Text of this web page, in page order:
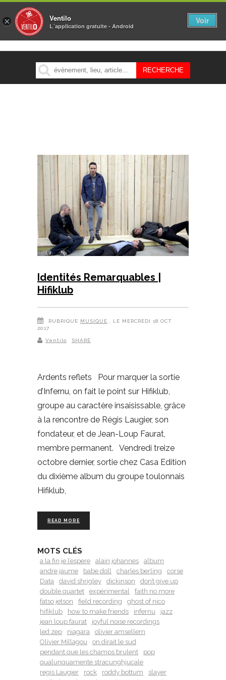
MENU
Identités Remarquables |
Hifiklub
RUBRIQUE MUSIQUE
, LE MERCREDI 18 OCT
2017
Ventilo SHARE
Ardents reflets Pour marquer la sortie
d’Infernu, on fait le point sur Hifiklub,
groupe au caractère insaisissable, grâce
à la rencontre de Régis Laugier, son
fondateur, et de Jean-Loup Faurat,
membre permanent. Vendredi treize
octobre dernier, sortie chez Casa Edition
du dixième album du groupe toulonnais
Hifiklub,
READ MORE
MOTS CLÉS
a la fin je l’espere alain johannes
album
andre jaume
babe doll charles berling
corse
Data
david shrigley dickinson
don’t give up
double quartet
expérimental
faith no more
fatso jetson
field recording
ghost of nico
hifiklub
how to make friends infernu
jazz
jean loup faurat
joyful noise recordings
led zep
niagara
olivier amsellem
Olivier Millagou
on dirait le sud
pendant que les champs brulent
pop
qualunquamente stracunghjucale
regis Laugier
rock roddy bottum
slayer
× Ventilo
L´application gratuite - Android
Voir